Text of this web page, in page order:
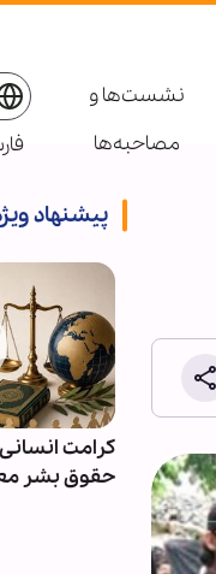
نشست‌ها و
مصاحبه‌ها
پیشنهاد
در موکب
کرامت
حقوق بشر